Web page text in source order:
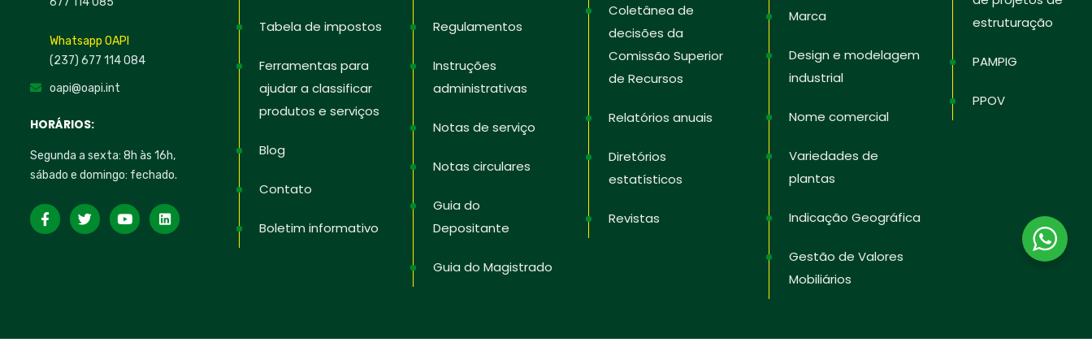
Whatsapp OAPI
(237) 677 114 084
oapi@oapi.int
HORÁRIOS:
Segunda a sexta: 8h às 16h,
sábado e domingo: fechado.
Tabela de impostos
Ferramentas para
ajudar a classificar
produtos e serviços
Blog
Contato
Boletim informativo
Regulamentos
Instruções
administrativas
Notas de serviço
Notas circulares
Guia do
Depositante
Guia do Magistrado
Coletânea de
decisões da
Comissão Superior
de Recursos
Relatórios anuais
Diretórios
estatísticos
Revistas
Marca
Design e modelagem
industrial
Nome comercial
Variedades de
plantas
Indicação Geográfica
Gestão de Valores
Mobiliários
estruturação
PAMPIG
PPOV